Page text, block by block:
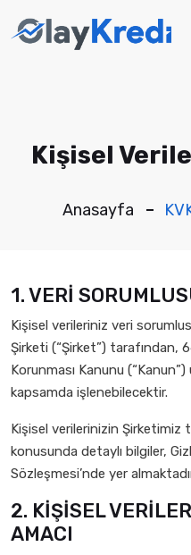
Kişisel
Anasayfa
1. VERİ
Kişisel verileriniz veri
Şirketi (“Şirket”) tarafından,
Korunması Kanunu (“Kanun”)
kapsamda işlenebilecektir.
Kişisel verilerinizin Şirketimiz
konusunda detaylı bilgiler,
Sözleşmesi’nde yer
2. KİŞİSEL
AMACI